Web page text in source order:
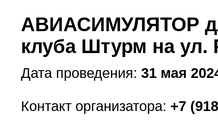
АВИАСИМУЛЯТОР
клуба Штурм на ул.
Дата проведения: 31 мая
Контакт организатора: +7